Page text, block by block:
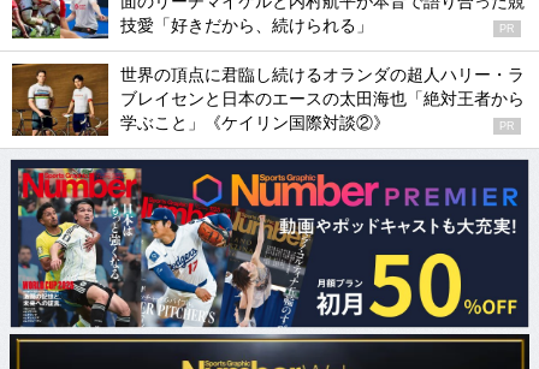
技愛「好きだから、続けられる」
PR
世界の頂点に君臨し続けるオランダの超人ハリー・ラ
ブレイセンと日本のエースの太田海也「絶対王者から
学ぶこと」《ケイリン国際対談②》
PR